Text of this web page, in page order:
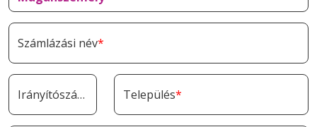
Számlázási név
Irányítószám Település